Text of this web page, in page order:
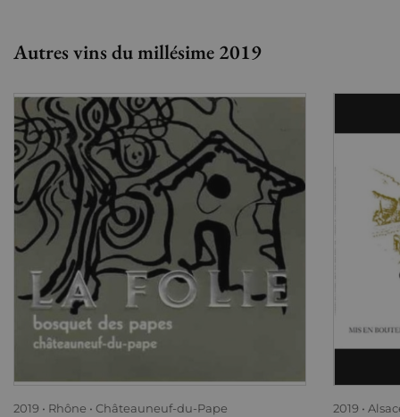
Autres vins du millésime 2019
2019 Rhône Châteauneuf-du-Pape 2019